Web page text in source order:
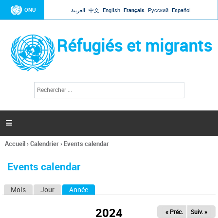
Jump to navigation
ONU العربية 中文 English Français Русский Español
Réfugiés et migrants
l
c
h
e

Vous
ici
Accueil›Calendrier› Events calendar
Events calendar
Mois Jour Année
2024 « Préc. Suiv. »